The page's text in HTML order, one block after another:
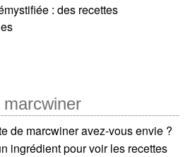
: des recettes
de marcwiner avez-vous envie ?
ingrédient pour voir les recettes